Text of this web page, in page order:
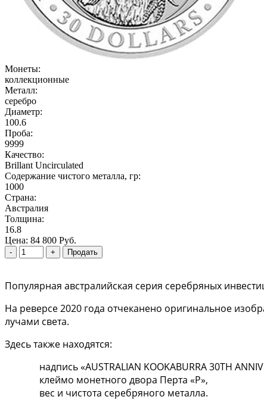
Монеты:
коллекционные
Металл:
серебро
Диаметр:
100.6
Проба:
9999
Качество:
Brillant Uncirculated
Содержание чистого металла, гр:
1000
Страна:
Австралия
Толщина:
16.8
Цена: 84 800 Руб.
Популярная австралийская серия серебряных
На реверсе 2020 года отчеканено оригинальное
лучами света.
Здесь также находятся:
надпись «AUSTRALIAN KOOKABURRA 30TH
клеймо монетного двора Перта «P»,
вес и чистота серебряного металла.